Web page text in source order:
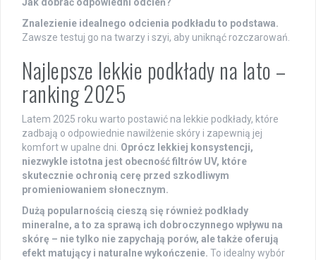
Znalezienie idealnego odcienia podkładu to podstawa.
Zawsze testuj go na twarzy i szyi, aby uniknąć rozczarowań.
Najlepsze lekkie podkłady na lato –
ranking 2025
Latem 2025 roku warto postawić na lekkie podkłady, które
zadbają o odpowiednie nawilżenie skóry i zapewnią jej
komfort w upalne dni. Oprócz lekkiej konsystencji,
niezwykle istotna jest obecność filtrów UV, które
skutecznie ochronią cerę przed szkodliwym
promieniowaniem słonecznym.
Dużą popularnością cieszą się również podkłady
mineralne, a to za sprawą ich dobroczynnego wpływu na
skórę – nie tylko nie zapychają porów, ale także oferują
efekt matujący i naturalne wykończenie. To idealny wybór